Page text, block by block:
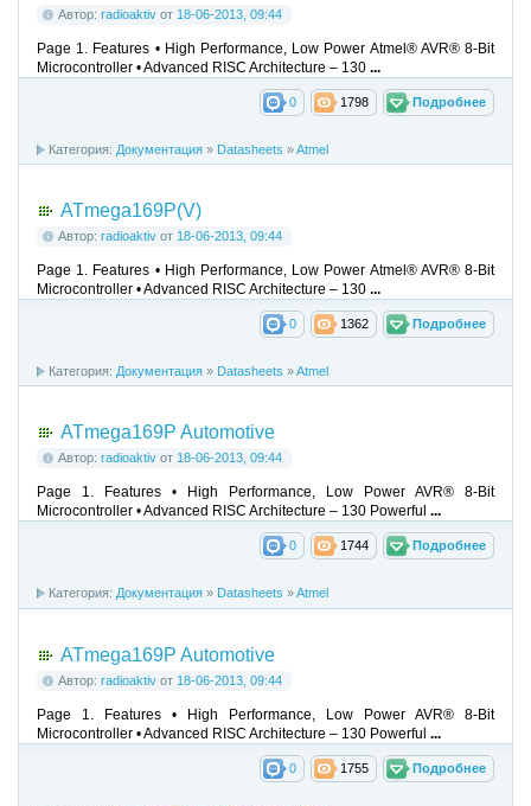
Автор: radioaktiv от 18-06-2013, 09:44
Page 1. Features • High Performance, Low Power Atmel® AVR® 8-Bit
Microcontroller • Advanced RISC Architecture – 130 ...
Подробнее
1798
0
Категория: Документация » Datasheets »Atmel
ATmega169P(V)
Автор: radioaktiv от 18-06-2013, 09:44
Page 1. Features • High Performance, Low Power Atmel® AVR® 8-Bit
Microcontroller • Advanced RISC Architecture – 130 ...
Подробнее
1362
0
Категория: Документация » Datasheets »Atmel
ATmega169P Automotive
Автор: radioaktiv от 18-06-2013, 09:44
Page 1. Features • High Performance, Low Power AVR® 8-Bit
Microcontroller • Advanced RISC Architecture – 130 Powerful ...
Подробнее
1744
0
Категория: Документация » Datasheets »Atmel
ATmega169P Automotive
Автор: radioaktiv от 18-06-2013, 09:44
Page 1. Features • High Performance, Low Power AVR® 8-Bit
Microcontroller • Advanced RISC Architecture – 130 Powerful ...
Подробнее
1755
0